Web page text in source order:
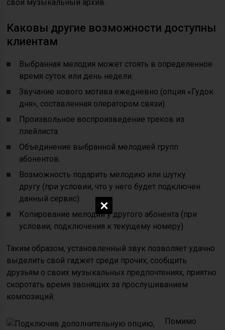
свой музыкальный архив.
Каковы другие возможности доступны
клиентам
Выбранная мелодия может стоять в определенное
время суток или день недели.
Звучание нового мотива ежедневно (опция «Гудок
дня», составленная оператором связи).
Произвольное воспроизведение треков из
плейлиста.
Объединение выбранной мелодией групп
абонентов.
Возможность подарить мелодию или шутку
другу (при условии, что у него будет подключен
данный сервис).
Копирование мелодии у другого абонента (при
условии, подключения к текущему номеру).
Таким образом, установленный звук позволяет удачно
выделить свой гаджет среди прочих, сообщить
друзьям о своих музыкальных предпочтениях, приятно
скоротать время звонящих за прослушиванием
композиций.
Помимо